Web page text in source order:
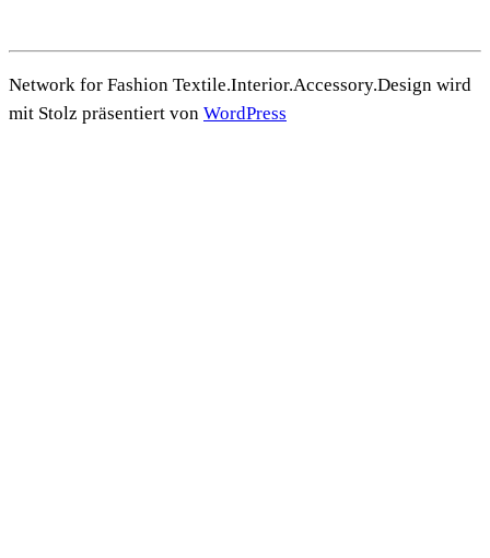
Network for Fashion Textile.Interior.Accessory.Design wird
mit Stolz präsentiert von WordPress